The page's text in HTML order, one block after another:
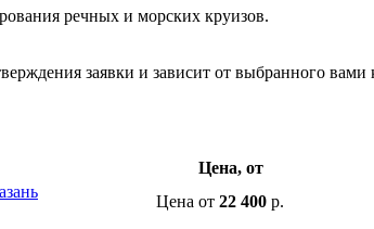
речных и морских круизов.
заявки и зависит от выбранного вами
Цена, от
Цена от 22 400 р.